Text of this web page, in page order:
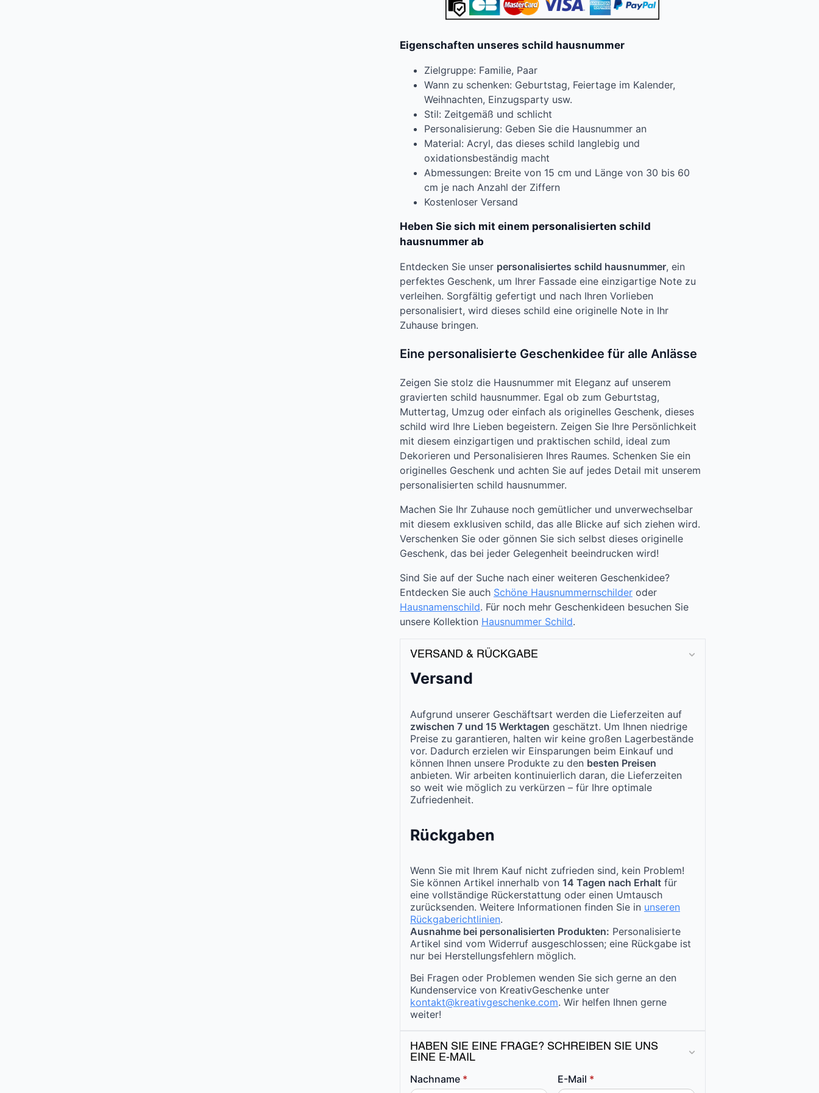
Eigenschaften unseres schild hausnummer
Zielgruppe: Familie, Paar
Wann zu schenken: Geburtstag, Feiertage im Kalender,
Weihnachten, Einzugsparty usw.
Stil: Zeitgemäß und schlicht
Personalisierung: Geben Sie die Hausnummer an
Material: Acryl, das dieses schild langlebig und
oxidationsbeständig macht
Abmessungen: Breite von 15 cm und Länge von 30 bis 60
cm je nach Anzahl der Ziffern
Kostenloser Versand
Heben Sie sich mit einem personalisierten schild
hausnummer ab
Entdecken Sie unser personalisiertes schild hausnummer, ein
perfektes Geschenk, um Ihrer Fassade eine einzigartige Note zu
verleihen. Sorgfältig gefertigt und nach Ihren Vorlieben
personalisiert, wird dieses schild eine originelle Note in Ihr
Zuhause bringen.
Eine personalisierte Geschenkidee für alle Anlässe
Zeigen Sie stolz die Hausnummer mit Eleganz auf unserem
gravierten schild hausnummer. Egal ob zum Geburtstag,
Muttertag, Umzug oder einfach als originelles Geschenk, dieses
schild wird Ihre Lieben begeistern. Zeigen Sie Ihre Persönlichkeit
mit diesem einzigartigen und praktischen schild, ideal zum
Dekorieren und Personalisieren Ihres Raumes. Schenken Sie ein
originelles Geschenk und achten Sie auf jedes Detail mit unserem
personalisierten schild hausnummer.
Machen Sie Ihr Zuhause noch gemütlicher und unverwechselbar
mit diesem exklusiven schild, das alle Blicke auf sich ziehen wird.
Verschenken Sie oder gönnen Sie sich selbst dieses originelle
Geschenk, das bei jeder Gelegenheit beeindrucken wird!
Sind Sie auf der Suche nach einer weiteren Geschenkidee?
Entdecken Sie auch Schöne Hausnummernschilder oder
Hausnamenschild. Für noch mehr Geschenkideen besuchen Sie
unsere Kollektion Hausnummer Schild.
VERSAND & RÜCKGABE
Versand
Aufgrund unserer Geschäftsart werden die Lieferzeiten auf
zwischen 7 und 15 Werktagen geschätzt. Um Ihnen niedrige
Preise zu garantieren, halten wir keine großen Lagerbestände
vor. Dadurch erzielen wir Einsparungen beim Einkauf und
können Ihnen unsere Produkte zu den besten Preisen
anbieten. Wir arbeiten kontinuierlich daran, die Lieferzeiten
so weit wie möglich zu verkürzen – für Ihre optimale
Zufriedenheit.
Rückgaben
Wenn Sie mit Ihrem Kauf nicht zufrieden sind, kein Problem!
Sie können Artikel innerhalb von 14 Tagen nach Erhalt für
eine vollständige Rückerstattung oder einen Umtausch
zurücksenden. Weitere Informationen finden Sie in unseren
Rückgaberichtlinien.
Ausnahme bei personalisierten Produkten: Personalisierte
Artikel sind vom Widerruf ausgeschlossen; eine Rückgabe ist
nur bei Herstellungsfehlern möglich.
Bei Fragen oder Problemen wenden Sie sich gerne an den
Kundenservice von KreativGeschenke unter
kontakt@kreativgeschenke.com. Wir helfen Ihnen gerne
weiter!
HABEN SIE EINE FRAGE? SCHREIBEN SIE UNS
EINE E-MAIL
Nachname * E-Mail *